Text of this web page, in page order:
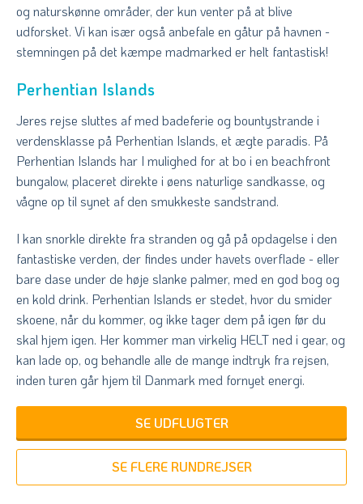
og naturskønne områder, der kun venter på at blive
udforsket. Vi kan især også anbefale en gåtur på havnen -
stemningen på det kæmpe madmarked er helt fantastisk!
Perhentian Islands
Jeres rejse sluttes af med badeferie og bountystrande i
verdensklasse på Perhentian Islands, et ægte paradis. På
Perhentian Islands har I mulighed for at bo i en beachfront
bungalow, placeret direkte i øens naturlige sandkasse, og
vågne op til synet af den smukkeste sandstrand.
I kan snorkle direkte fra stranden og gå på opdagelse i den
fantastiske verden, der findes under havets overflade - eller
bare dase under de høje slanke palmer, med en god bog og
en kold drink. Perhentian Islands er stedet, hvor du smider
skoene, når du kommer, og ikke tager dem på igen før du
skal hjem igen. Her kommer man virkelig HELT ned i gear, og
kan lade op, og behandle alle de mange indtryk fra rejsen,
inden turen går hjem til Danmark med fornyet energi.
SE UDFLUGTER
SE FLERE RUNDREJSER